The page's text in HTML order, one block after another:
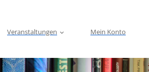
Veranstaltungen Mein Konto